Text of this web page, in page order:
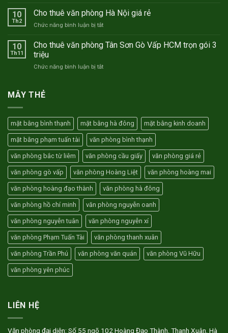
Hà
–
Chí
sinh
Thành
TNC
–
văn
phòng
10
Th2
Cho thuê văn phòng Hà Nội giá rẻ
Chức năng bình luận bị tắtở
thuê
Hà
10
Th11
Cho thuê văn phòng Tân Sơn Gò Vấp HCM trọn gói 3
triệu
Chức năng bình luận bị tắtở
Sơn
Gò
Vấp
trọn
gói
3
triệu
MÂY THẺ
mặt bằng bình thạnh mặt bằng hà đông mặt bằng kinh doanh
mặt bằng phạm tuấn tài văn phòng bình thạnh
văn phòng bắc từ liêm văn phòng cầu giấy văn phòng giá rẻ
văn phòng gò vấp văn phòng Hoàng Liệt văn phòng hoàng mai
văn phòng hoàng đạo thành văn phòng hà đông
văn phòng hồ chí minh văn phòng nguyễn oanh
văn phòng nguyễn tuân văn phòng nguyễn xí
văn phòng Phạm Tuấn Tài văn phòng thanh xuân
văn phòng Trần Phú văn phòng văn quán văn phòng Vũ Hữu
văn phòng yên phúc
LIÊN HỆ
Văn phòng đại diện: Số 55 ngõ 102 Hoàng Đạo Thành, Thanh Xuân, Hà